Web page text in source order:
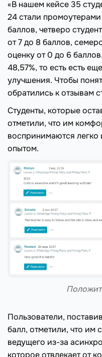
«В нашем кейсе 35
24 стали
баллов, четверо
от 7 до 8 баллов,
оценку от 0 до 6
48,57%, то есть есть
улучшения. Чтобы
обратились к отзывам
Студенты, которые
отметили, что им
воспринимаются
опытом.
Пользователи,
балл, отметили, что им
ведущего из-за
которое отвлекает от